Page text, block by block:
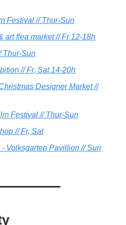
Festival // Thur-Sun
art flea market // Fr 12-18h
Thur-Sun
// Fr, Sat 14-20h
Designer Market //
Festival // Thur-Sun
// Fr, Sat
Volksgarten Pavillion // Sun